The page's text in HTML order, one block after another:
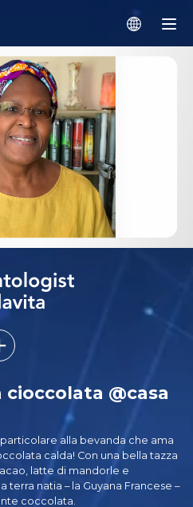
@casa
alla bevanda che ama
calda! Con una bella tazza
latte di mandorle e
terra natia – la Guyana Francese –
coccolata.